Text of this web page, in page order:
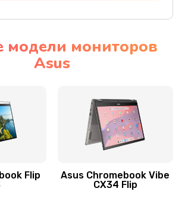
и микрофонов (с разбором)
кнопки Home (домой)
Заказать
модели мониторов
Asus
Flip
Asus Chromebook Vibe
CX34 Flip